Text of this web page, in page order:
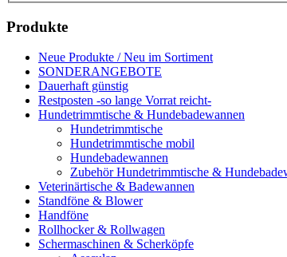
Produkte
Neue Produkte / Neu im Sortiment
SONDERANGEBOTE
Dauerhaft günstig
Restposten -so lange Vorrat reicht-
Hundetrimmtische & Hundebadewannen
Hundetrimmtische
Hundetrimmtische mobil
Hundebadewannen
Zubehör Hundetrimmtische &
Veterinärtische & Badewannen
Standföne & Blower
Handföne
Rollhocker & Rollwagen
Schermaschinen & Scherköpfe